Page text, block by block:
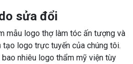
sửa đổi
mẫu logo thợ làm tóc ấn tượng và
logo trực tuyến của chúng tôi.
nhiêu logo thẩm mỹ viện tùy